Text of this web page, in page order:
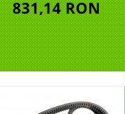
831,14 RON